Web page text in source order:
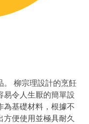
。 柳宗理設計的烹飪
易令人生厭的簡單設
為基礎材料，根據不
便使用並極具耐久